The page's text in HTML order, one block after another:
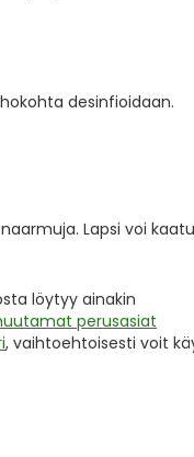
desinfioidaan.
Lapsi voi
löytyy ainakin
perusasiat
, vaihtoehtoisesti voit